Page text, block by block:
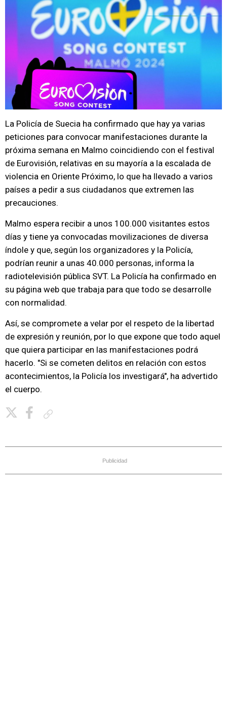
La Policía de Suecia ha confirmado que hay ya varias
peticiones para convocar manifestaciones durante la
próxima semana en Malmo coincidiendo con el festival
de Eurovisión, relativas en su mayoría a la escalada de
violencia en Oriente Próximo, lo que ha llevado a varios
países a pedir a sus ciudadanos que extremen las
precauciones.
Malmo espera recibir a unos 100.000 visitantes estos
días y tiene ya convocadas movilizaciones de diversa
índole y que, según los organizadores y la Policía,
podrían reunir a unas 40.000 personas, informa la
radiotelevisión pública SVT. La Policía ha confirmado en
su página web que trabaja para que todo se desarrolle
con normalidad.
Así, se compromete a velar por el respeto de la libertad
de expresión y reunión, por lo que expone que todo aquel
que quiera participar en las manifestaciones podrá
hacerlo. "Si se cometen delitos en relación con estos
acontecimientos, la Policía los investigará", ha advertido
el cuerpo.
Publicidad